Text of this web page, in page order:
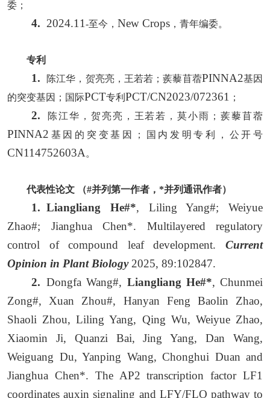
委；
4. 2024.11 -至今， New Crops ，青年编委。
专利
1. 陈江华，贺亮亮，王若若；蒺藜苜蓿PINNA2基因
的突变基因；国际PCT专利 PCT/CN2023/072361 ；
2. 陈江华，贺亮亮，王若若，莫小雨；蒺藜苜蓿
PINNA2 基因的突变基因；国内发明专利，公开号
CN114752603A 。
代表性论文 （#并列第一作者，*并列通讯作者）
1. Liangliang He#*, Liling Yang#; Weiyue
Zhao#; Jianghua Chen*. Multilayered regulatory
control of compound leaf development. Current
Opinion in Plant Biology2025, 89:102847.
2. Dongfa Wang#, Liangliang He#*, Chunmei
Zong#, Xuan Zhou#, Hanyan Feng Baolin Zhao,
Shaoli Zhou, Liling Yang, Qing Wu, Weiyue Zhao,
Xiaomin Ji, Quanzi Bai, Jing Yang, Dan Wang,
Weiguang Du, Yanping Wang, Chonghui Duan and
Jianghua Chen*. The AP2 transcription factor LF1
coordinates auxin signaling and LFY/FLO pathway to